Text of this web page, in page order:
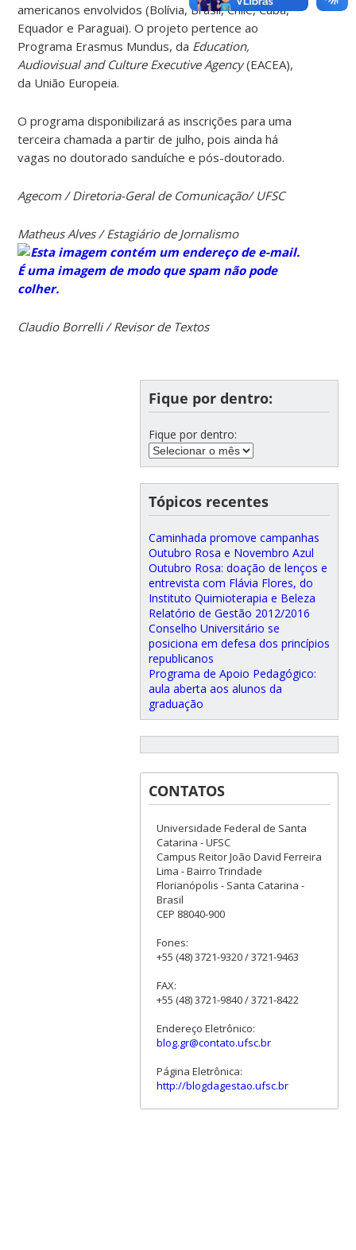
americanos envolvidos (Bolívia, Brasil, Chile, Cuba,
Equador e Paraguai). O projeto pertence ao
Programa Erasmus Mundus, da Education,
Audiovisual and Culture Executive Agency(EACEA),
da União Europeia.
O programa disponibilizará as inscrições para uma
terceira chamada a partir de julho, pois ainda há
vagas no doutorado sanduíche e pós-doutorado.
Agecom / Diretoria-Geral de Comunicação/ UFSC
Matheus Alves / Estagiário de Jornalismo
Claudio Borrelli / Revisor de Textos
Fique por dentro:
Fique por dentro:
Tópicos recentes
Caminhada promove campanhas
Outubro Rosa e Novembro Azul
Outubro Rosa: doação de lenços e
entrevista com Flávia Flores, do
Instituto Quimioterapia e Beleza
Relatório de Gestão 2012/2016
Conselho Universitário se
posiciona em defesa dos princípios
republicanos
Programa de Apoio Pedagógico:
aula aberta aos alunos da
graduação
CONTATOS
Universidade Federal de Santa
Catarina - UFSC
Campus Reitor João David Ferreira
Lima - Bairro Trindade
Florianópolis - Santa Catarina -
Brasil
CEP 88040-900
Fones:
+55 (48) 3721-9320 / 3721-9463
FAX:
+55 (48) 3721-9840 / 3721-8422
Endereço Eletrônico:
blog.gr@contato.ufsc.br
Página Eletrônica:
http://blogdagestao.ufsc.br